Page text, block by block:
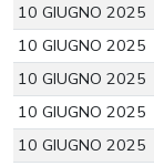
10 GIUGNO 2025
10 GIUGNO 2025
10 GIUGNO 2025
10 GIUGNO 2025
10 GIUGNO 2025